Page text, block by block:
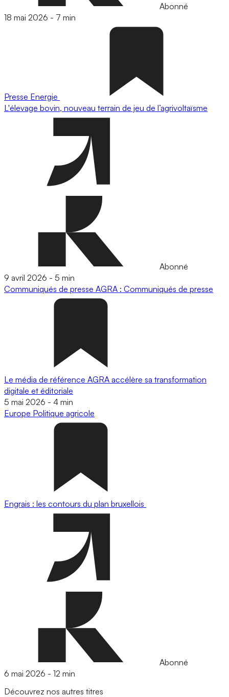
Abonné
18 mai 2026 - 7 min
Presse Energie
L'élevage bovin, nouveau terrain de jeu de l’agrivoltaïsme
Abonné
9 avril 2026 - 5 min
Communiqués de presse AGRA : Communiqués de presse
Le média de référence AGRA accélère sa transformation
digitale et éditoriale
5 mai 2026 - 4 min
Europe Politique agricole
Engrais : les contours du plan bruxellois
Abonné
6 mai 2026 - 12 min
Découvrez nos autres titres